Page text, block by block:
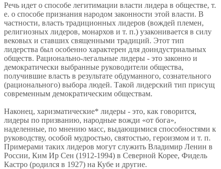
Речь идет о способе легитимации власти лидера в обществе, т.
е. о способе признания народом законности этой власти. В
частности, власть традиционных лидеров (вождей племен,
религиозных лидеров, монархов и т. п.) узаконивается в силу
вековых и ставших священными традиций. Этот тип
лидерства был особенно характерен для доиндустриальных
обществ. Рационально-легальные лидеры - это законно и
демократически выбранные руководители общества,
получившие власть в результате обдуманного, сознательного
(рационального) выбора людей. Такой лидерский тип присущ
современным демократическим обществам.
Наконец, харизматические* лидеры - это, как говорится,
лидеры по призванию, народные вожди «от бога»,
наделенные, по мнению масс, выдающимися способностями к
руководству, особой мудростью, святостью, героизмом и т. п.
Примерами таких лидеров могут служить Владимир Ленин в
России, Ким Ир Сен (1912-1994) в Северной Корее, Фидель
Кастро (родился в 1927) на Кубе и другие.